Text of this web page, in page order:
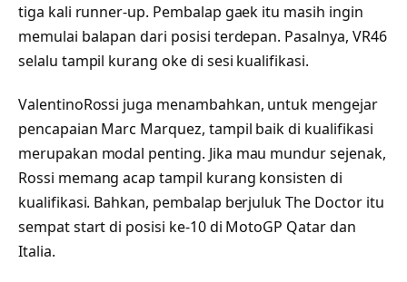
tiga kali runner-up. Pembalap gaek itu masih ingin
memulai balapan dari posisi terdepan. Pasalnya, VR46
selalu tampil kurang oke di sesi kualifikasi.
ValentinoRossi juga menambahkan, untuk mengejar
pencapaian Marc Marquez, tampil baik di kualifikasi
merupakan modal penting. Jika mau mundur sejenak,
Rossi memang acap tampil kurang konsisten di
kualifikasi. Bahkan, pembalap berjuluk The Doctor itu
sempat start di posisi ke-10 di MotoGP Qatar dan
Italia.